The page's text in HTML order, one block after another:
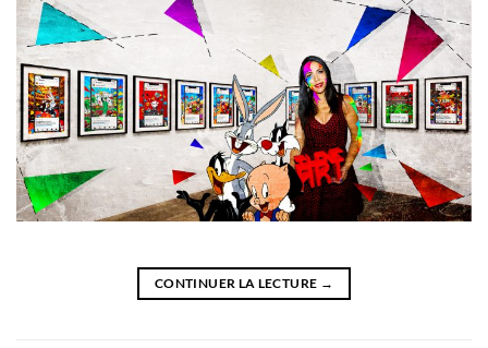
CONTINUER LA LECTURE →